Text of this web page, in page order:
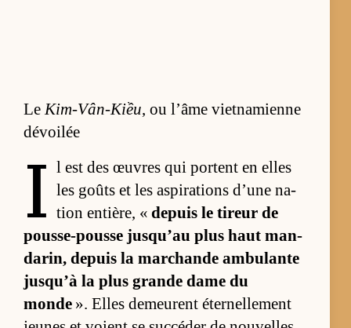
LeKim-Vân-Kiều, ou l’âme vietnamienne
dévoilée
I l est des œuvres qui portent en elles
les goûts et les as­pi­ra­tions d’une na­
tion en­tiè­re, « de­puis le ti­reur de
pousse-pousse jusqu’au plus haut man­
da­rin, de­puis la mar­chande am­bu­lante
jusqu’à la plus grande dame du
monde ». Elles de­meurent éter­nel­le­ment